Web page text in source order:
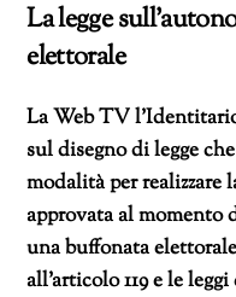
La legge
elettorale
La Web TV
sul disegno di legge
modalità per realizzare
approvata al momento
una buffonata
all’articolo 119 e le